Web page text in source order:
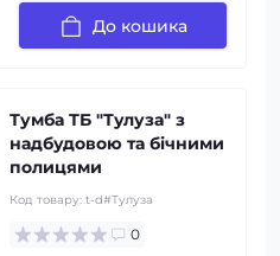
До кошика
Тумба ТБ "Тулуза" з
надбудовою та бічними
полицями
Код товару: t-d#Тулуза
0